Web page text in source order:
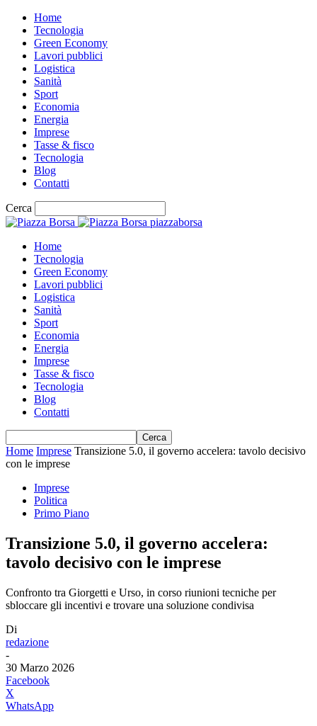
Home
Tecnologia
Green Economy
Lavori pubblici
Logistica
Sanità
Sport
Economia
Energia
Imprese
Tasse & fisco
Tecnologia
Blog
Contatti
Cerca
piazzaborsa
Home
Tecnologia
Green Economy
Lavori pubblici
Logistica
Sanità
Sport
Economia
Energia
Imprese
Tasse & fisco
Tecnologia
Blog
Contatti
Home Imprese Transizione 5.0, il governo accelera: tavolo decisivo
con le imprese
Imprese
Politica
Primo Piano
Transizione 5.0, il governo accelera:
tavolo decisivo con le imprese
Confronto tra Giorgetti e Urso, in corso riunioni tecniche per
sbloccare gli incentivi e trovare una soluzione condivisa
Di
redazione
-
30 Marzo 2026
Facebook
X
WhatsApp